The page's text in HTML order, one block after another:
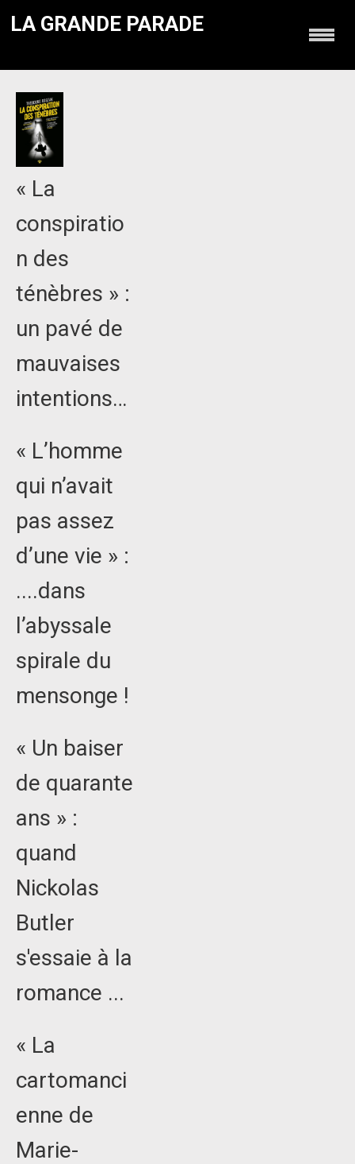
LA GRANDE PARADE
« La
conspiratio
n des
ténèbres » :
un pavé de
mauvaises
intentions…
« L’homme
qui n’avait
pas assez
d’une vie » :
....dans
l’abyssale
spirale du
mensonge !
« Un baiser
de quarante
ans » :
quand
Nickolas
Butler
s'essaie à la
romance ...
« La
cartomanci
enne de
Marie-